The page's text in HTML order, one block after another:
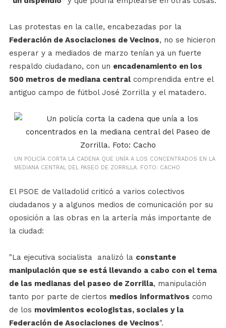
Las protestas en la calle, encabezadas por la
Federación de Asociaciones de Vecinos, no se hicieron
esperar y a mediados de marzo tenían ya un fuerte
respaldo ciudadano, con un encadenamiento en los
500 metros de mediana centralcomprendida entre el
antiguo campo de fútbol José Zorrilla y el matadero.
UN POLICÍA CORTA LA CADENA QUE UNÍA A LOS CONCENTRADOS EN LA
MEDIANA CENTRAL DEL PASEO DE ZORRILLA. FOTO: CACHO
El PSOE de Valladolid criticó a varios colectivos
ciudadanos y a algunos medios de comunicación por su
oposición a las obras en la artería más importante de
la ciudad:
"La ejecutiva socialista analizó la constante
manipulación que se está llevando a cabo con el tema
de las medianas del paseo de Zorrilla, manipulación
tanto por parte de ciertos medios informativos como
de los movimientos ecologistas, sociales y la
Federación de Asociaciones de Vecinos".